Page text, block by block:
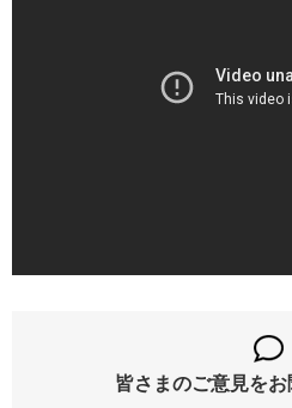
皆さまのご意見をお